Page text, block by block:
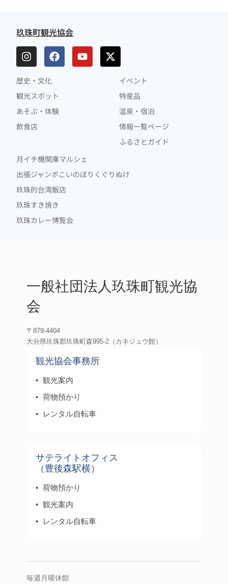
玖珠町観光協会
歴史・文化
観光スポット
あそぶ・体験
飲食店
イベント
特産品
温泉・宿泊
情報一覧ページ
ふるさとガイド
月イチ機関庫マルシェ
出張ジャンボこいのぼりくぐりぬけ
玖珠的台湾飯店
玖珠すき焼き
玖珠カレー博覧会
一般社団法人玖珠町観光協
会
〒879-4404
大分県玖珠郡玖珠町森995-2（カネジュウ館）
観光協会事務所
観光案内
荷物預かり
レンタル自転車
サテライトオフィス
（豊後森駅横）
荷物預かり
観光案内
レンタル自転車
毎週月曜休館